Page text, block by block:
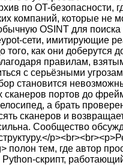
по OT-безопасности,
компаний, которые не
OSINT для
сети, имитирующие
того, как они доберутся
правилам,
с серьёзными
становится
сканеров портов до
а брать
сканеров и
Сообщество
полон тем, где автор
скрипт,